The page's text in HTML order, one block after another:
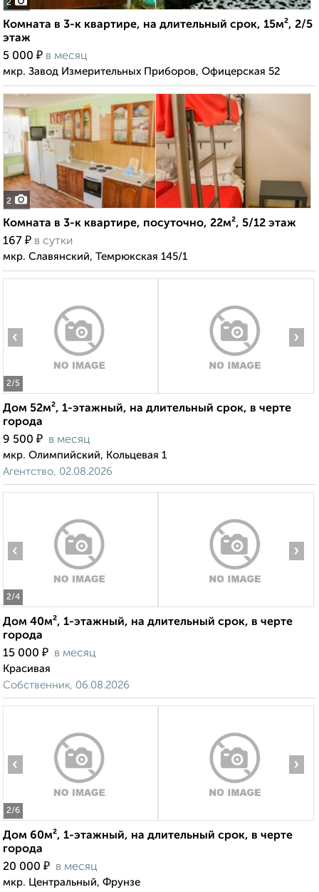
2
Комната в 3-к квартире, на длительный срок, 15м², 2/5
этаж
5 000 ₽ в месяц
мкр. Завод Измерительных Приборов, Офицерская 52
2
Комната в 3-к квартире, посуточно, 22м², 5/12 этаж
167 ₽ в сутки
мкр. Славянский, Темрюкская 145/1
2/5
‹ ›
Дом 52м², 1-этажный, на длительный срок, в черте
города
9 500 ₽ в месяц
мкр. Олимпийский, Кольцевая 1
Агентство, 02.08.2026
2/4
‹ ›
Дом 40м², 1-этажный, на длительный срок, в черте
города
15 000 ₽ в месяц
Красивая
Собственник, 06.08.2026
2/6
‹ ›
Дом 60м², 1-этажный, на длительный срок, в черте
города
20 000 ₽ в месяц
мкр. Центральный, Фрунзе